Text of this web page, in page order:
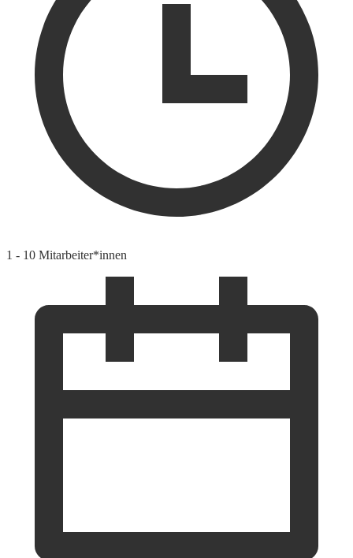
1 - 10 Mitarbeiter*innen